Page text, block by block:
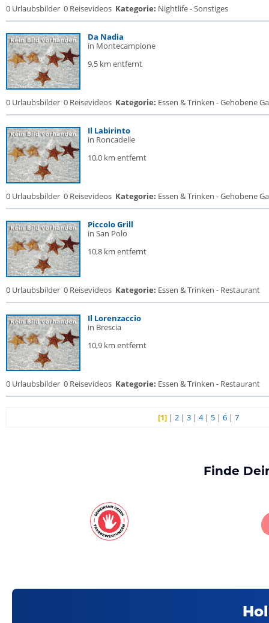
0 Urlaubsbilder 0 Reisevideos Kategorie: Nightlife - Sonstiges
Da Nadia
in Montecampione
9,5 km entfernt
0 Urlaubsbilder 0 Reisevideos Kategorie: Essen & Trinken - Gehobene
Il Labirinto
in Roncadelle
10,0 km entfernt
0 Urlaubsbilder 0 Reisevideos Kategorie: Essen & Trinken - Gehobene
Piccolo Grill
in San Polo
10,8 km entfernt
0 Urlaubsbilder 0 Reisevideos Kategorie: Essen & Trinken - Restaurant
Il Lorenzaccio
in Brescia
10,9 km entfernt
0 Urlaubsbilder 0 Reisevideos Kategorie: Essen & Trinken - Restaurant
[1] |2 |3 |4| 5 |6 |7
Finde